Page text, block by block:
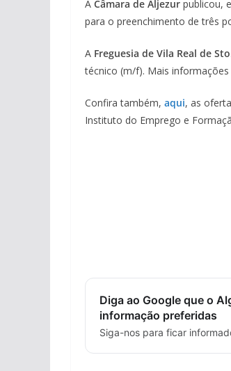
A Câmara de Aljezur publicou,
para o preenchimento de três
A Freguesia de Vila Real de
técnico (m/f). Mais informações
Confira também, aqui, as
Instituto do Emprego e
Diga ao Google que o
informação preferidas
Siga-nos para ficar